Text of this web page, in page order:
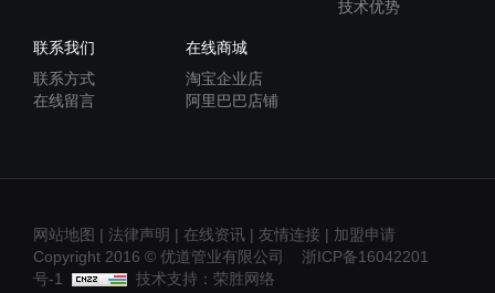
技术优势
联系我们
联系方式
在线留言
在线商城
淘宝企业店
阿里巴巴店铺
网站地图 | 法律声明 | 在线资讯 | 友情连接 | 加盟申请
Copyright 2016 © 优道管业有限公司 浙ICP备16042201
号-1
技术支持： 荣胜网络